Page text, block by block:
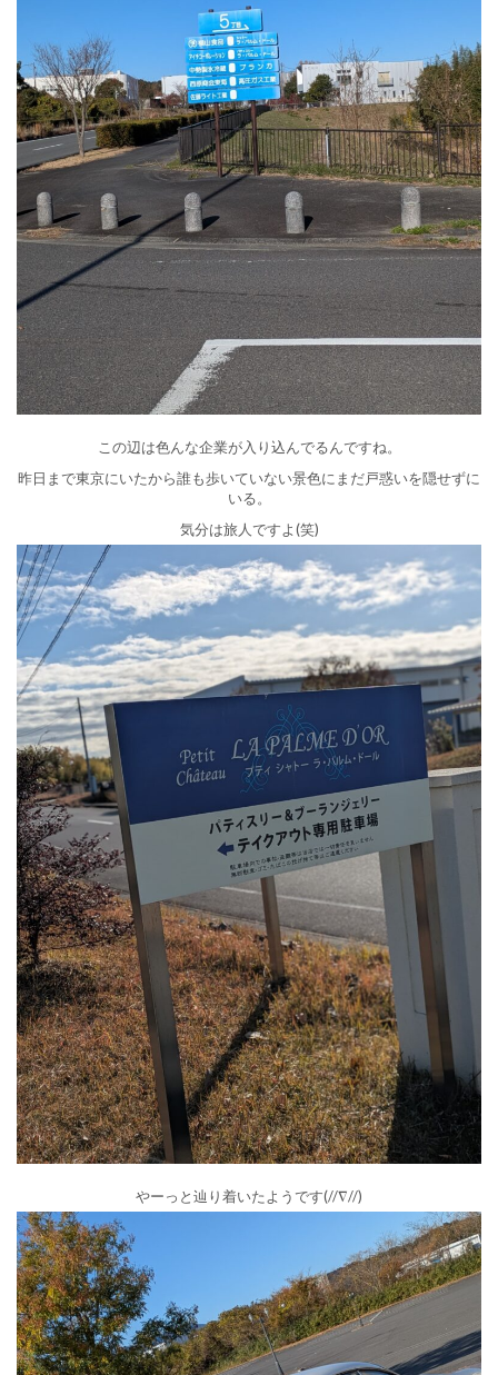
この辺は色んな企業が入り込んでるんですね。
昨日まで東京にいたから誰も歩いていない景色にまだ戸惑いを隠せずに
いる。
気分は旅人ですよ(笑)
やーっと辿り着いたようです(//∇//)